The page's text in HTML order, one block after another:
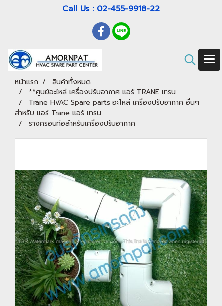
Call Us : 02-455-9918-22
หน้าแรก
สินค้าทั้งหมด
**ศูนย์อะไหล่ เครื่องปรับอากาศ แอร์ TRANE เทรน
Trane HVAC Spare parts อะไหล่ เครื่องปรับอากาศ อื่นๆ
สำหรับ แอร์ Trane แอร์ เทรน
รางครอบท่อสำหรับเครื่องปรับอากาศ